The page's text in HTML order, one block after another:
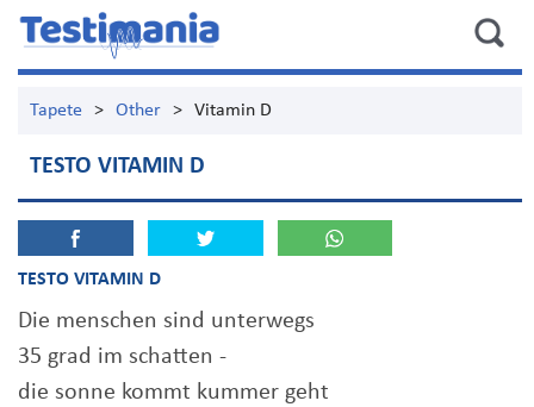
Tapete > Other > Vitamin D
TESTO VITAMIN D
TESTO VITAMIN D
Die menschen sind unterwegs
35 grad im schatten -
die sonne kommt kummer geht